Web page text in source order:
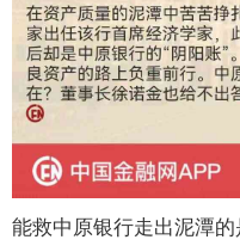
能救中原银行走出泥潭